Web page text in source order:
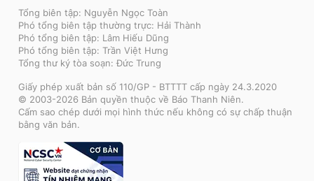
Tổng biên tập: Nguyễn Ngọc Toàn
Phó tổng biên tập thường trực: Hải Thành
Phó tổng biên tập: Lâm Hiếu Dũng
Phó tổng biên tập: Trần Việt Hưng
Tổng thư ký tòa soạn: Đức Trung
Giấy phép xuất bản số 110/GP - BTTTT cấp ngày 24.3.2020
© 2003-2026 Bản quyền thuộc về Báo Thanh Niên.
Cấm sao chép dưới mọi hình thức nếu không có sự chấp thuận
bằng văn bản.